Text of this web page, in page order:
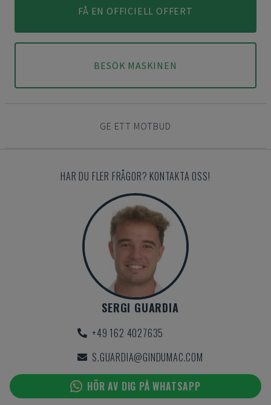
FÅ EN OFFICIELL OFFERT
BESÖK MASKINEN
GE ETT MOTBUD
HAR DU FLER FRÅGOR? KONTAKTA OSS!
SERGI GUARDIA
+49 162 4027635
S.GUARDIA@GINDUMAC.COM
HÖR AV DIG PÅ WHATSAPP